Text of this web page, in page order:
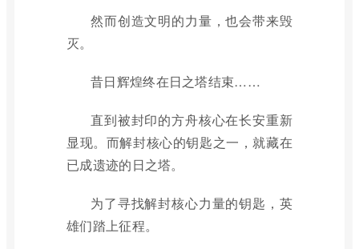
然而创造文明的力量，也会带来毁
灭。
昔日辉煌终在日之塔结束……
直到被封印的方舟核心在长安重新
显现。而解封核心的钥匙之一，就藏在
已成遗迹的日之塔。
为了寻找解封核心力量的钥匙，英
雄们踏上征程。